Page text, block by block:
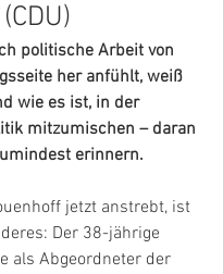
politische Arbeit von
her anfühlt, weiß
wie es ist, in der
mitzumischen – daran
erinnern.
jetzt anstrebt, ist
Der 38-jährige
als Abgeordneter der